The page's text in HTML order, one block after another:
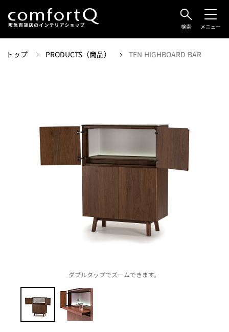
検索 メニュー
トップ PRODUCTS（商品） TEN HIGHBOARD BAR
ダブルタップでズームできます。